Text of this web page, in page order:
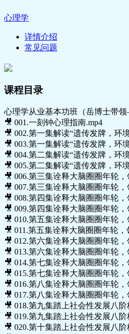
心理学
详情介绍
常见问题
课程目录
心理学从业基本功班（岳博士带
🎥 001.一刻钟心理指南.mp4
🎥 002.第一集解读“遗传发牌，环
🎥 003.第一集解读“遗传发牌，环
🎥 004.第二集解读“遗传发牌，环
🎥 005.第二集解读“遗传发牌，环
🎥 006.第三集诠释大脑圈圈年轮
🎥 007.第三集诠释大脑圈圈年轮
🎥 008.第四集诠释大脑圈圈年轮
🎥 009.第四集诠释大脑圈圈年轮
🎥 010.第五集诠释大脑圈圈年轮
🎥 011.第五集诠释大脑圈圈年轮
🎥 012.第六集诠释大脑圈圈年轮
🎥 013.第六集诠释大脑圈圈年轮
🎥 014.第七集诠释大脑圈圈年轮
🎥 015.第七集诠释大脑圈圈年轮
🎥 016.第八集诠释大脑圈圈年轮
🎥 017.第八集诠释大脑圈圈年轮
🎥 018.第九集踏上社会性发展八
🎥 019.第九集踏上社会性发展八
🎥 020.第十集踏上社会性发展八